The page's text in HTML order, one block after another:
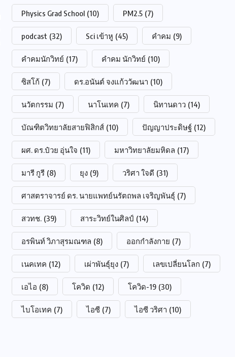
Physics Grad School (10) PM2.5 (7)
podcast (32) Sci เข้าหู (45) คำคม (9)
คำคมนักวิทย์ (17) คำคม นักวิทย์ (10)
ซิสโก้ (7) ดร.อนันต์ จงแก้ววัฒนา (10)
นวัตกรรม (7) นาโนเทค (7) นิทานดาว (14)
บัณฑิตวิทยาลัยสายฟิสิกส์ (10) ปัญญาประดิษฐ์ (12)
ผศ. ดร.ป๋วย อุ่นใจ (11) มหาวิทยาลัยมหิดล (17)
มารี กูรี (8) ยุง (9) วริศา ใจดี (31)
ศาสตราจารย์ ดร. นายแพทย์นรัตถพล เจริญพันธุ์ (7)
สวทช. (39) สาระวิทย์ในศิลป์ (14)
อรพินท์ วิภาสุรมณฑล (8) ออกกำลังกาย (7)
เนคเทค (12) เผ่าพันธุ์ยุง (7) เลขเปลี่ยนโลก (7)
เอไอ (8) โควิด (12) โควิด-19 (30)
ไบโอเทค (7) ไอซี (7) ไอซี วริศา (10)